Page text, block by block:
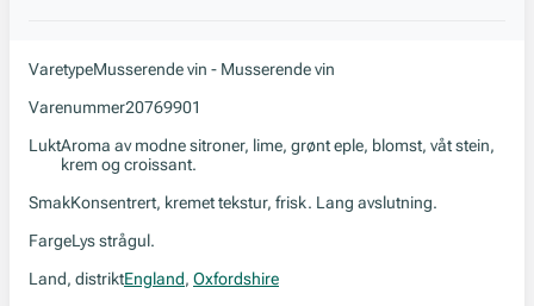
VaretypeMusserende vin - Musserende vin
Varenummer20769901
LuktAroma av modne sitroner, lime, grønt eple, blomst, våt stein,
krem og croissant.
SmakKonsentrert, kremet tekstur, frisk. Lang avslutning.
FargeLys strågul.
Land, distriktEngland, Oxfordshire